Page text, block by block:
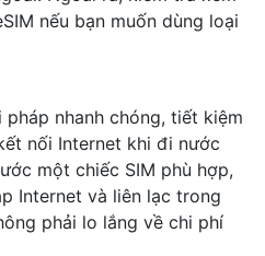
nếu bạn muốn dùng loại
nhanh chóng, tiết kiệm
nối Internet khi đi nước
một chiếc SIM phù hợp,
Internet và liên lạc trong
phải lo lắng về chi phí